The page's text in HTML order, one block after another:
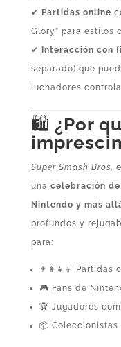
✔ Partidas online
Glory” para estilos
✔ Interacción con
separado) que
luchadores
🛍️ ¿Por
Super Smash Bros.
una celebración
Nintendo y más
profundos y
para:
👨‍👩‍👧‍👦
🎮 Fans de
🏆 Jugadores
📦